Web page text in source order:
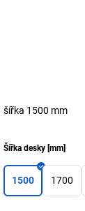
šířka 1500 mm
Šířka desky [mm]
1500 1700